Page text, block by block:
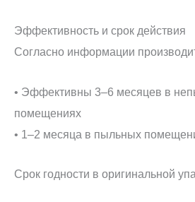
Эффективность и срок действия
Согласно информации
• Эффективны 3–6 месяцев в
помещениях
• 1–2 месяца в пыльных
Срок годности в оригинальной